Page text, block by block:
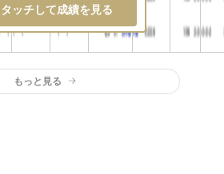
タッチして成績を見る
もっと見る